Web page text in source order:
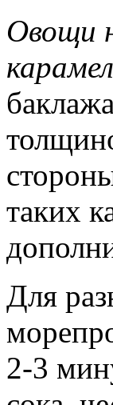
Овощи
таких
Для
2-3